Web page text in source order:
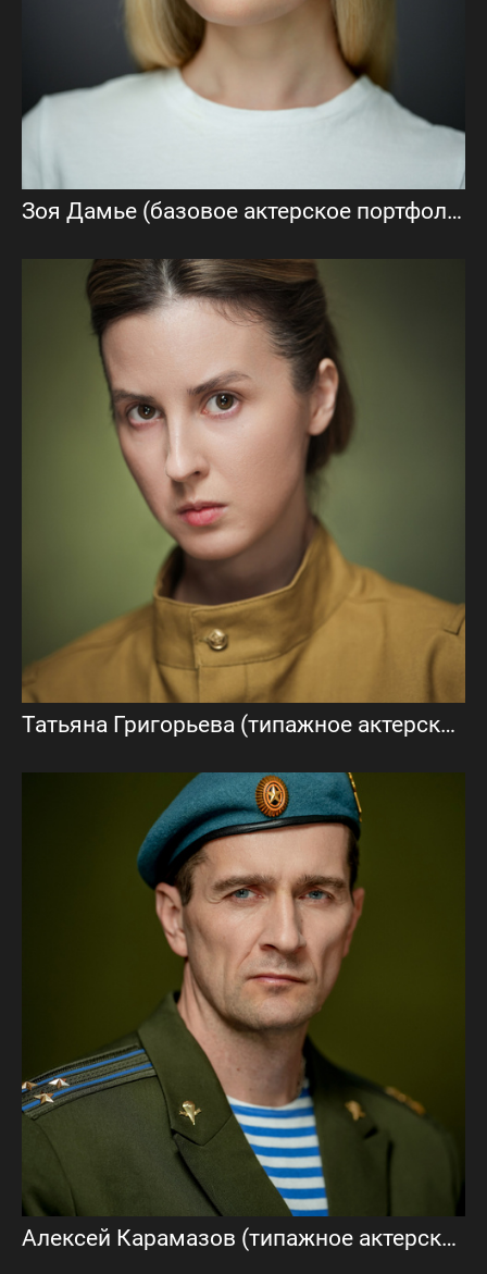
Зоя Дамье (базовое актерское портфолио)
Татьяна Григорьева (типажное актерское портфолио)
Алексей Карамазов (типажное актерское портфолио)